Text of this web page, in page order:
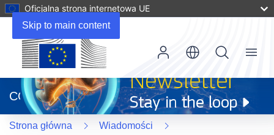
Skip to main content
Oficjalna strona internetowa UE
otworzy
się
w
nowym
CORDIS
Menu
Strona główna
Wiadomości